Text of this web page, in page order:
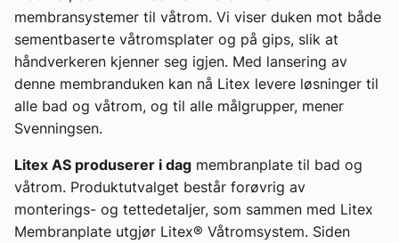
membransystemer til våtrom. Vi viser duken mot både
sementbaserte våtromsplater og på gips, slik at
håndverkeren kjenner seg igjen. Med lansering av
denne membranduken kan nå Litex levere løsninger til
alle bad og våtrom, og til alle målgrupper, mener
Svenningsen.
Litex AS produserer i dag membranplate til bad og
våtrom. Produktutvalget består forøvrig av
monterings- og tettedetaljer, som sammen med Litex
Membranplate utgjør Litex® Våtromsystem. Siden